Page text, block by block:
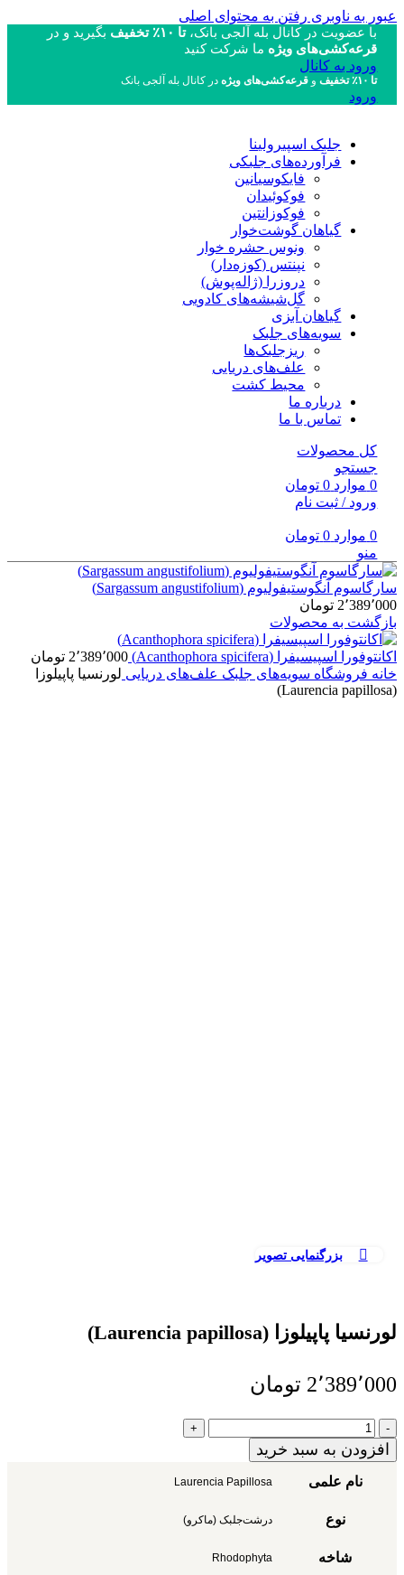
عبور به ناوبری رفتن به محتوای اصلی
با عضویت در کانال بله آلجی بانک، تا ۱۰٪ تخفیف
بگیرید و در
قرعه‌کشی‌های ویژه ما شرکت کنید
ورود به کانال
تا ۱۰٪ تخفیف و قرعه‌کشی‌های ویژهدر کانال بله آلجی بانک
ورود
جلبک اسپیرولینا
فرآورده‌های جلبکی
فایکوسیانین
فوکوئیدان
فوکوزانتین
گیاهان گوشت‌خوار
ونوس حشره خوار
نپنتس (کوزه‌دار)
دروزرا (ژاله‌پوش)
گل‌شیشه‌های کادویی
گیاهان آبزی
سویه‌های جلبک
ریزجلبک‌ها
علف‌های دریایی
محیط کشت
درباره ما
تماس با ما
کل محصولات
جستجو
0 موارد 0 تومان
ورود / ثبت نام
0 موارد 0 تومان
منو
سارگاسوم آنگوستیفولیوم (Sargassum angustifolium)
2٬389٬000 تومان
بازگشت به محصولات
اکانتوفورا اسپیسیفرا (Acanthophora spicifera) 2٬389٬000 تومان
خانه فروشگاه سویه‌های جلبک علف‌های دریایی لورنسیا پاپیلوزا
(Laurencia papillosa)
بزرگنمایی تصویر
لورنسیا پاپیلوزا (Laurencia papillosa)
2٬389٬000 تومان
لورنسیا
پاپیلوزا
(Laurencia
افزودن به سبد خرید
نام علمی Laurencia Papillosa
نوع درشت‌جلبک (ماکرو)
شاخه Rhodophyta